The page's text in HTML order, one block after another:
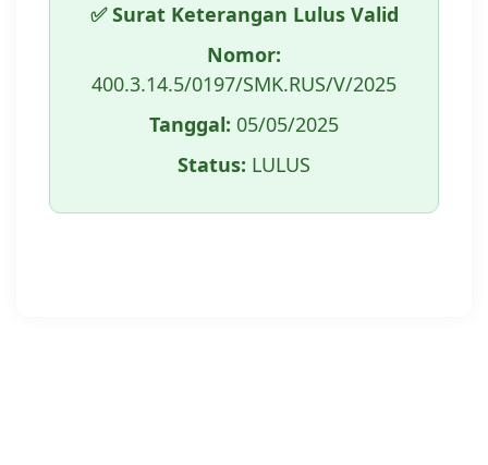
✅ Surat Keterangan Lulus Valid
Nomor:
400.3.14.5/0197/SMK.RUS/V/2025
Tanggal: 05/05/2025
Status: LULUS